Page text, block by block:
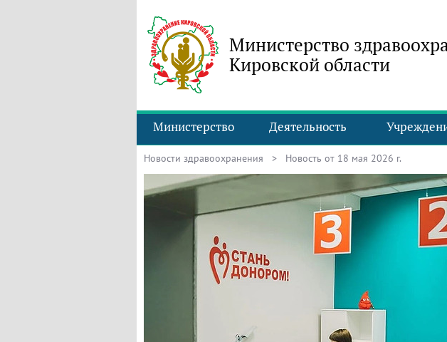
Министерство
Кировской области
Министерство Деятельность
Новости здравоохранения > Новость от 18 мая 2026 г.